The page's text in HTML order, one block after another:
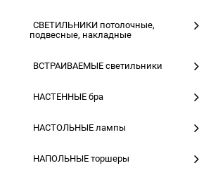
СВЕТИЛЬНИКИ потолочные,
подвесные, накладные
ВСТРАИВАЕМЫЕ светильники
НАСТЕННЫЕ бра
НАСТОЛЬНЫЕ лампы
НАПОЛЬНЫЕ торшеры